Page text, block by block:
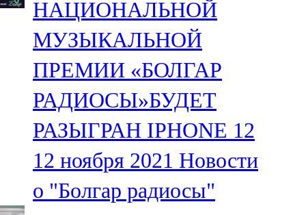
Яңа чишмә
107,0 FM
Яр Чаллы
105,5 FM
НАЦИОНАЛЬНОЙ
МУЗЫКАЛЬНОЙ
ПРЕМИИ «БОЛГАР
РАДИОСЫ»БУДЕТ
РАЗЫГРАН IPHONE 12
12 ноября 2021 Новости
о "Болгар радиосы"